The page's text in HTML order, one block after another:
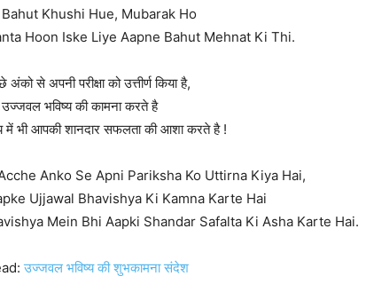
Khushi Hue, Mubarak Ho
Hoon Iske Liye Aapne Bahut Mehnat Ki Thi.
से अपनी परीक्षा को उत्तीर्ण किया है,
भविष्य की कामना करते है
में भी आपकी शानदार सफलता की आशा करते है !
Anko Se Apni Pariksha Ko Uttirna Kiya Hai,
Ujjawal Bhavishya Ki Kamna Karte Hai
Mein Bhi Aapki Shandar Safalta Ki Asha Karte Hai.
उज्जवल भविष्य की शुभकामना संदेश